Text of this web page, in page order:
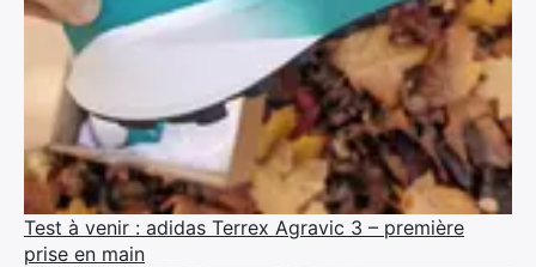
Test à venir : adidas Terrex Agravic 3 – première
prise en main
×